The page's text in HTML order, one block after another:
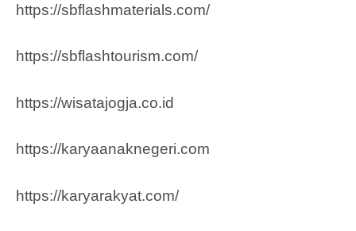
https://sbflashmaterials.com/
https://sbflashtourism.com/
https://wisatajogja.co.id
https://karyaanaknegeri.com
https://karyarakyat.com/